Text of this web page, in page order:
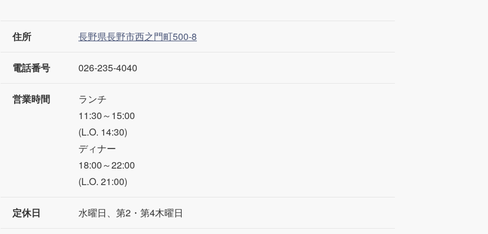
住所 長野県長野市西之門町500-8
電話番号 026-235-4040
営業時間
ランチ
11:30～15:00
(L.O. 14:30)
ディナー
18:00～22:00
(L.O. 21:00)
定休日 水曜日、第2・第4木曜日